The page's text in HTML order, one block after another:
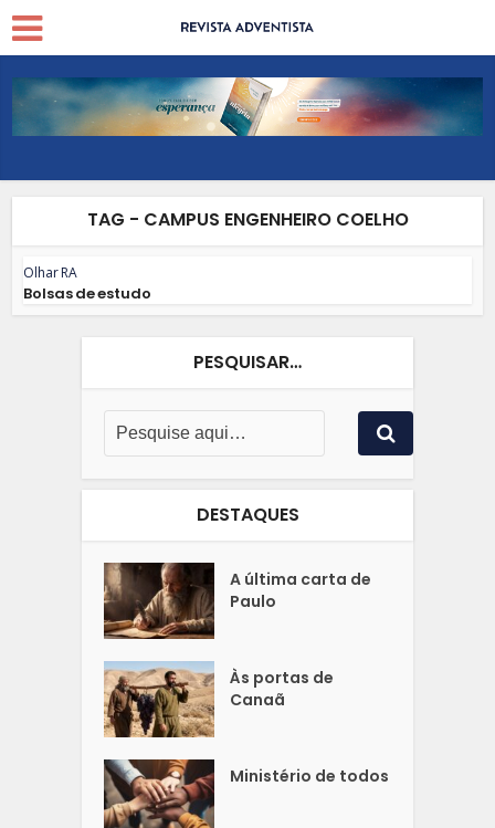
TAG - CAMPUS ENGENHEIRO COELHO
Olhar RA
Bolsas de estudo
PESQUISAR…
DESTAQUES
A última carta de
Paulo
Às portas de
Canaã
Ministério de todos